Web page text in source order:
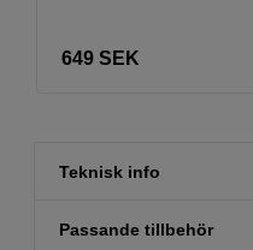
649 SEK
Teknisk info
Passande tillbehör